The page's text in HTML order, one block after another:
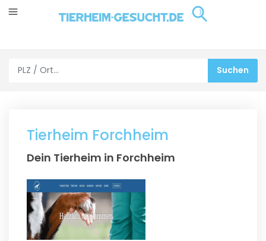
Tierheim Forchheim
Dein Tierheim in Forchheim